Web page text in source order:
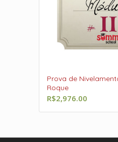
Prova de
Roque
R$2,976.00